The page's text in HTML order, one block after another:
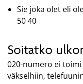
Sie joka olet eli
50 40
Soitatko
020-numero ei
väkselhiin,